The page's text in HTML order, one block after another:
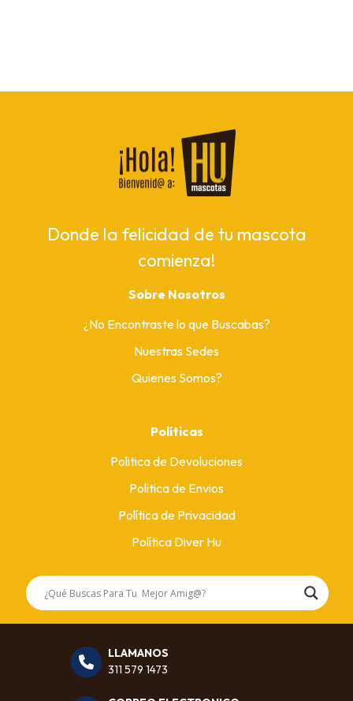
Donde la felicidad de tu mascota
comienza!
Sobre Nosotros
¿No Encontraste lo que Buscabas?
Nuestras Sedes
Quienes Somos?
Políticas
Politica de Devoluciones
Politica de Envios
Política de Privacidad
Política Diver Hu
LLAMANOS
311 579 1473